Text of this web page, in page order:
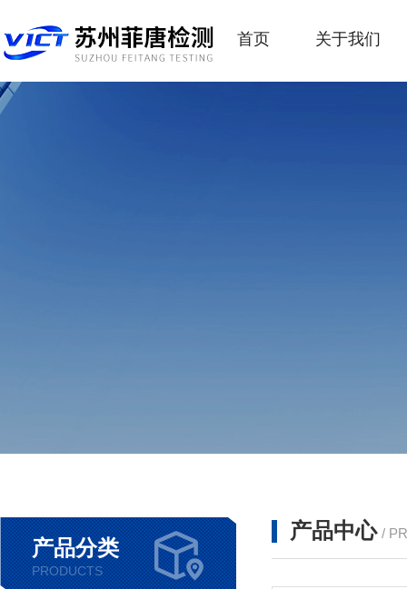
首页 关于我们
产品分类
PRODUCTS
产品中心 /